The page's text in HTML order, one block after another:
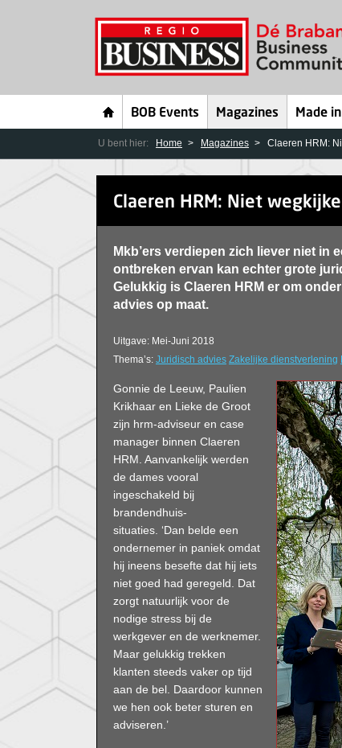
BOB Events Magazines Made
U bent hier: Home Magazines Claeren HRM:
Claeren HRM: Niet
Mkb’ers verdiepen zich liever niet in
ontbreken ervan kan echter grote
Gelukkig is Claeren HRM er om
advies op maat.
Uitgave: Mei-Juni 2018
Thema’s: Juridisch advies Zakelijke dienstverlening
Gonnie de Leeuw, Paulien
Krikhaar en Lieke de Groot
zijn hrm-adviseur en case
manager binnen Claeren
HRM. Aanvankelijk werden
de dames vooral
ingeschakeld bij
brandendhuis-
situaties. ‘Dan belde een
ondernemer in paniek omdat
hij ineens besefte dat hij iets
niet goed had geregeld. Dat
zorgt natuurlijk voor de
nodige stress bij de
werkgever en de werknemer.
Maar gelukkig trekken
klanten steeds vaker op tijd
aan de bel. Daardoor kunnen
we hen ook beter sturen en
adviseren.’